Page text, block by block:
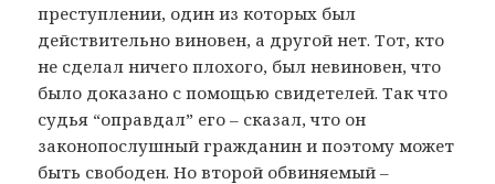
преступлении, один из которых был
действительно виновен, а другой нет. Тот, кто
не сделал ничего плохого, был невиновен, что
было доказано с помощью свидетелей. Так что
судья “оправдал” его – сказал, что он
законопослушный гражданин и поэтому может
быть свободен. Но второй обвиняемый –